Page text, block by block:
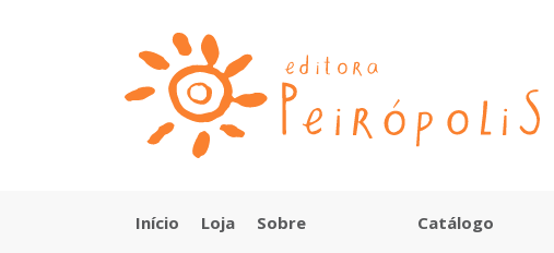
Início Loja
Sobre
Catálogo